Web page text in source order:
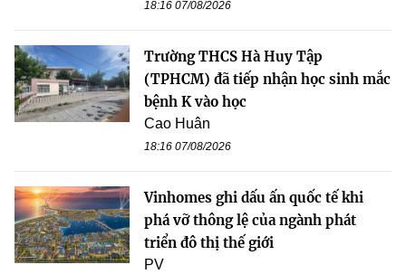
18:16 07/08/2026
Trường THCS Hà Huy Tập
(TPHCM) đã tiếp nhận học sinh mắc
bệnh K vào học
Cao Huân
18:16 07/08/2026
Vinhomes ghi dấu ấn quốc tế khi
phá vỡ thông lệ của ngành phát
triển đô thị thế giới
PV